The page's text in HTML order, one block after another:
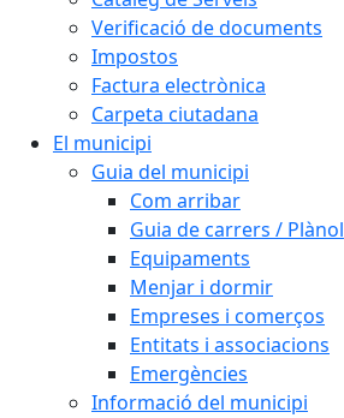
Verificació de documents
Impostos
Factura electrònica
Carpeta ciutadana
El municipi
Guia del municipi
Com arribar
Guia de carrers / Plànol
Equipaments
Menjar i dormir
Empreses i comerços
Entitats i associacions
Emergències
Informació del municipi